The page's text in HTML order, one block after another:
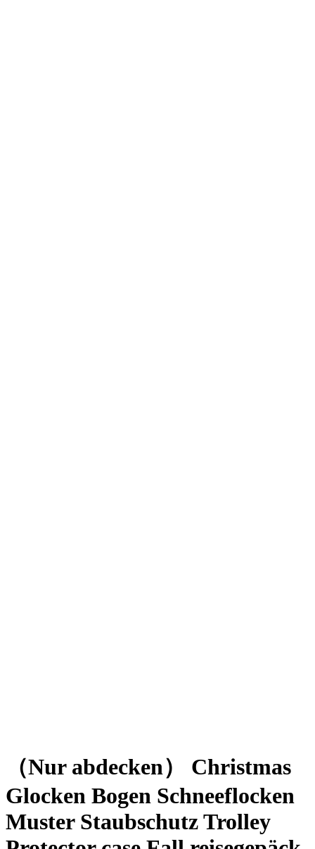
（Nur abdecken） Christmas
Glocken Bogen Schneeflocken
Muster Staubschutz Trolley